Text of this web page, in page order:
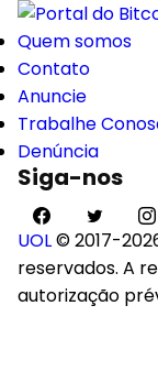
Quem somos
Contato
Anuncie
Trabalhe
Denúncia
Siga-nos
UOL© 2017-
reservados. A
autorização